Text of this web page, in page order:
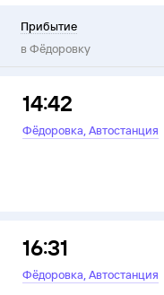
Прибытие
в Фёдоровку
14:42
Фёдоровка,Автостанция
16:31
Фёдоровка,Автостанция